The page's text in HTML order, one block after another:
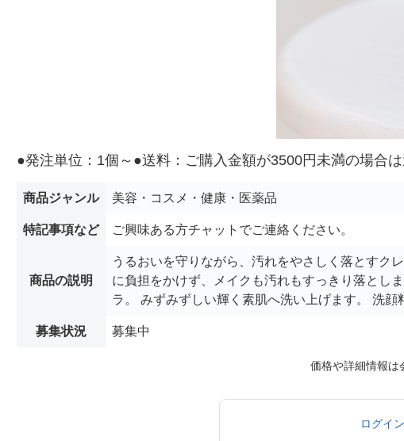
●発注単位：1個～●送料：ご購入金額が3500円未満の場合
商品ジャンル 美容・コスメ・健康・医薬品
特記事項など ご興味ある方チャットでご連絡ください。
商品の説明
うるおいを守りながら、汚れをやさしく落とすク
に負担をかけず、メイクも汚れもすっきり落とし
ラ。 みずみずしい輝く素肌へ洗い上げます。 洗
募集状況 募集中
価格や詳細情報は
ログイ